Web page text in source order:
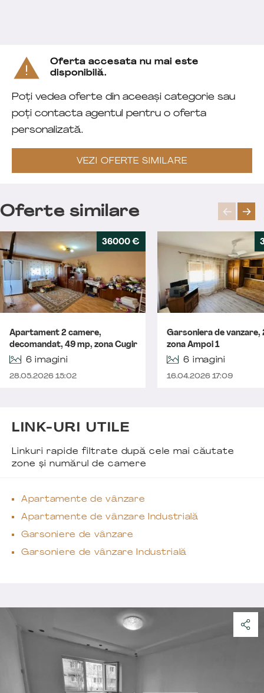
Oferta accesata nu mai este
disponibilă.
Poți vedea oferte din aceeași categorie sau
poți contacta agentul pentru o oferta
personalizată.
VEZI OFERTE SIMILARE
Oferte similare
36000 €
Apartament 2 camere,
decomandat, 49 mp, zona Cugir
6 imagini
28.05.2026 15:02
Garsoniera de vanzare,
zona Ampoi 1
6 imagini
16.04.2026 17:09
LINK-URI UTILE
Linkuri rapide filtrate după cele mai căutate
zone și numărul de camere
Apartamente de vânzare
Apartamente de vânzare Industrială
Garsoniere de vânzare
Garsoniere de vânzare Industrială